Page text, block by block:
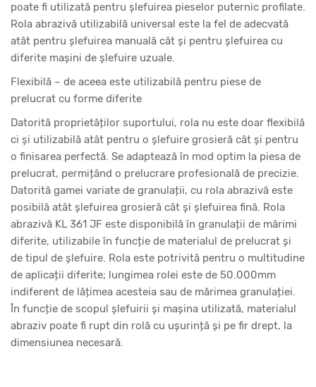
poate fi utilizată pentru șlefuirea pieselor puternic profilate.
Rola abrazivă utilizabilă universal este la fel de adecvată
atât pentru șlefuirea manuală cât și pentru șlefuirea cu
diferite mașini de șlefuire uzuale.
Flexibilă – de aceea este utilizabilă pentru piese de
prelucrat cu forme diferite
Datorită proprietăților suportului, rola nu este doar flexibilă
ci și utilizabilă atât pentru o șlefuire grosieră cât și pentru
o finisarea perfectă. Se adaptează în mod optim la piesa de
prelucrat, permițând o prelucrare profesională de precizie.
Datorită gamei variate de granulații, cu rola abrazivă este
posibilă atât șlefuirea grosieră cât și șlefuirea fină. Rola
abrazivă KL 361 JF este disponibilă în granulații de mărimi
diferite, utilizabile în funcție de materialul de prelucrat și
de tipul de șlefuire. Rola este potrivită pentru o multitudine
de aplicații diferite; lungimea rolei este de 50.000mm
indiferent de lățimea acesteia sau de mărimea granulației.
În funcție de scopul șlefuirii și mașina utilizată, materialul
abraziv poate fi rupt din rolă cu ușurință și pe fir drept, la
dimensiunea necesară.